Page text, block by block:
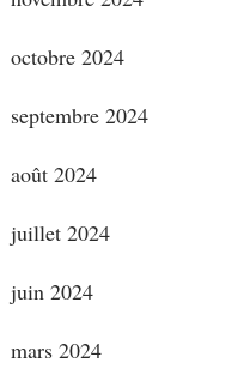
octobre 2024
septembre 2024
août 2024
juillet 2024
juin 2024
mars 2024